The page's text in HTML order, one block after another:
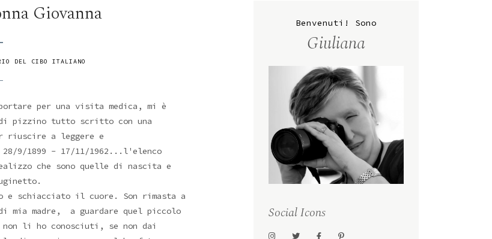
Giovanna
DEL CIBO ITALIANO
per una visita medica, mi è
pizzino tutto scritto con una
a leggere e
9/1899 - 17/11/1962...l'elenco
che sono quelle di nascita e
e schiacciato il cuore. Son rimasta a
madre, a guardare quel piccolo
li ho conosciuti, se non dai
Benvenuti! Sono
Giuliana
Social Icons